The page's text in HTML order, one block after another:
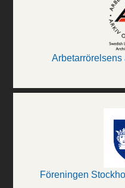
Föreningen